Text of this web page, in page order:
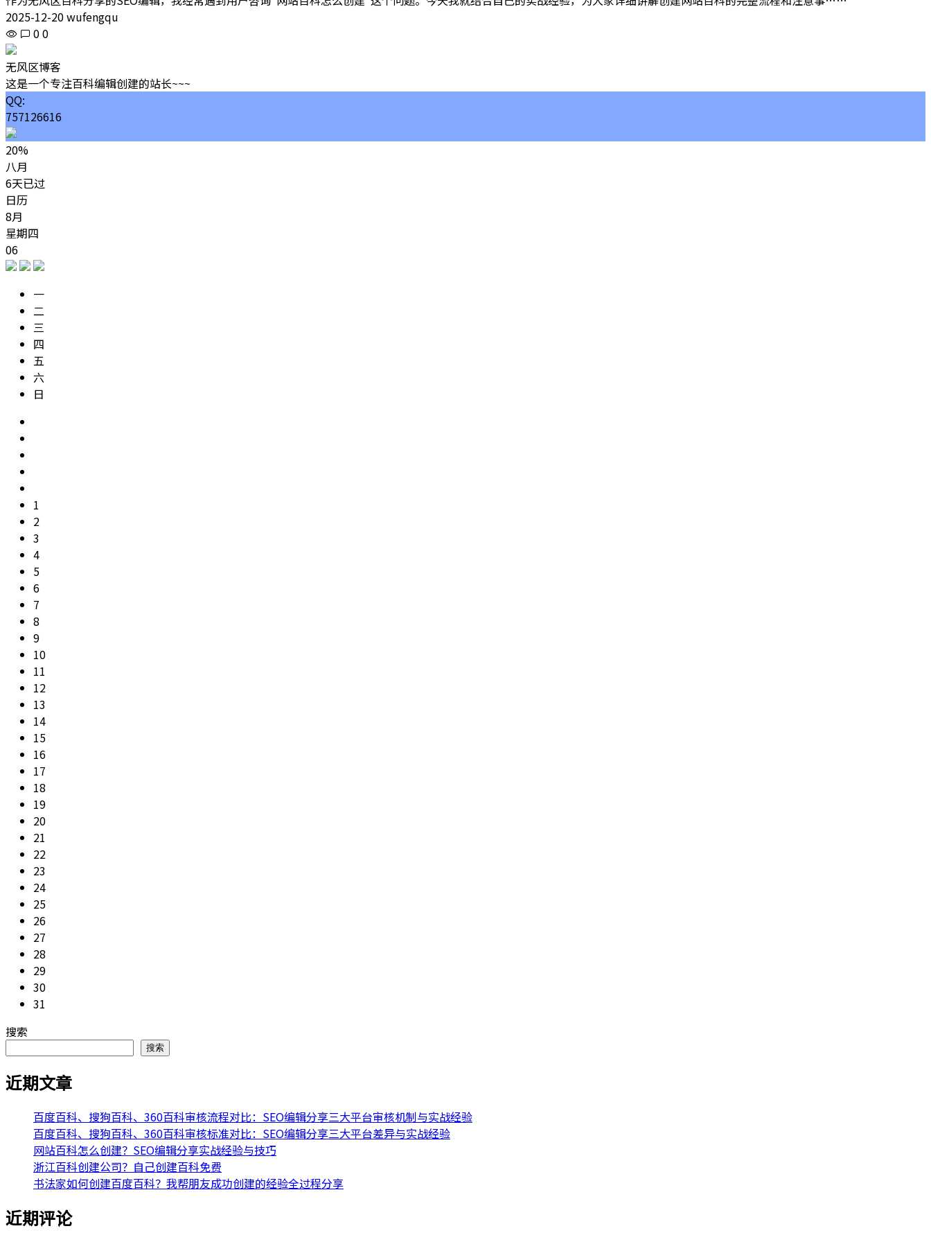
2025-12-20 wufengqu
00
无风区博客
这是一个专注百科编辑创建的站长~~~
QQ:
757126616
20%
八月
6天已过
日历
8月
星期四
06
一
二
三
四
五
六
日
1
2
3
4
5
6
7
8
9
10
11
12
13
14
15
16
17
18
19
20
21
22
23
24
25
26
27
28
29
30
31
搜索
搜索
近期文章
百度百科、搜狗百科、360百科审核流程对比：SEO编辑分享三大平台审核机制与实战经验
百度百科、搜狗百科、360百科审核标准对比：SEO编辑分享三大平台差异与实战经验
网站百科怎么创建？SEO编辑分享实战经验与技巧
浙江百科创建公司？自己创建百科免费
书法家如何创建百度百科？我帮朋友成功创建的经验全过程分享
近期评论